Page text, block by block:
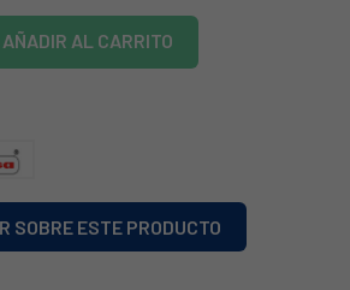
AÑADIR AL CARRITO
SOBRE ESTE PRODUCTO